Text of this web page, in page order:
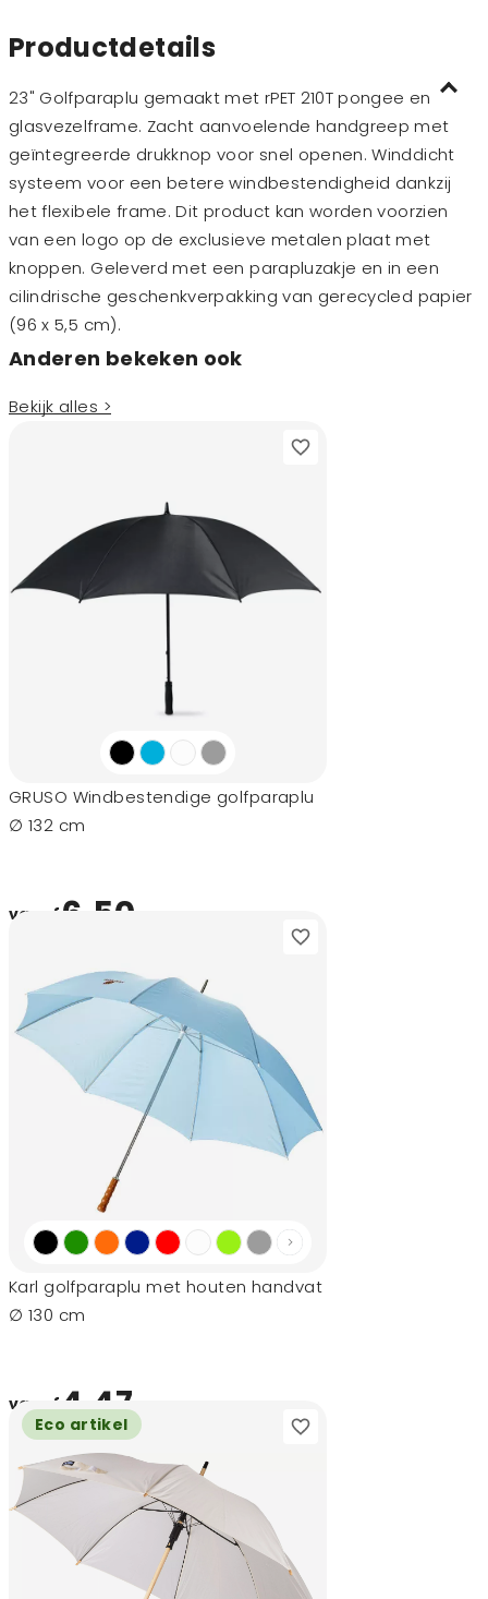
Productdetails
23" Golfparaplu gemaakt met rPET 210T pongee en
glasvezelframe. Zacht aanvoelende handgreep met
geïntegreerde drukknop voor snel openen. Winddicht
systeem voor een betere windbestendigheid dankzij
het flexibele frame. Dit product kan worden voorzien
van een logo op de exclusieve metalen plaat met
knoppen. Geleverd met een parapluzakje en in een
cilindrische geschenkverpakking van gerecycled papier
(96 x 5,5 cm).
Anderen bekeken ook
Bekijk alles >
GRUSO Windbestendige golfparaplu
∅ 132 cm
vanaf 6,50
Karl golfparaplu met houten handvat
∅ 130 cm
vanaf4,47
Eco artikel